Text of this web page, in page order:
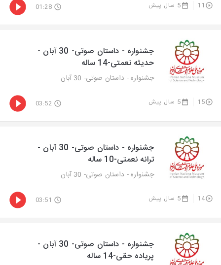
11 5 سال پیش 01:28
جشنواره - داستان صوتی- 30 آبان -
حدیثه نعمتی-14 ساله
جشنواره - داستان صوتی- 30 آبان
15 5 سال پیش 03:52
جشنواره - داستان صوتی- 30 آبان -
ترانه نعمتی-10 ساله
جشنواره - داستان صوتی- 30 آبان
14 5 سال پیش 03:51
جشنواره - داستان صوتی- 30 آبان -
پریاده حقی-14 ساله